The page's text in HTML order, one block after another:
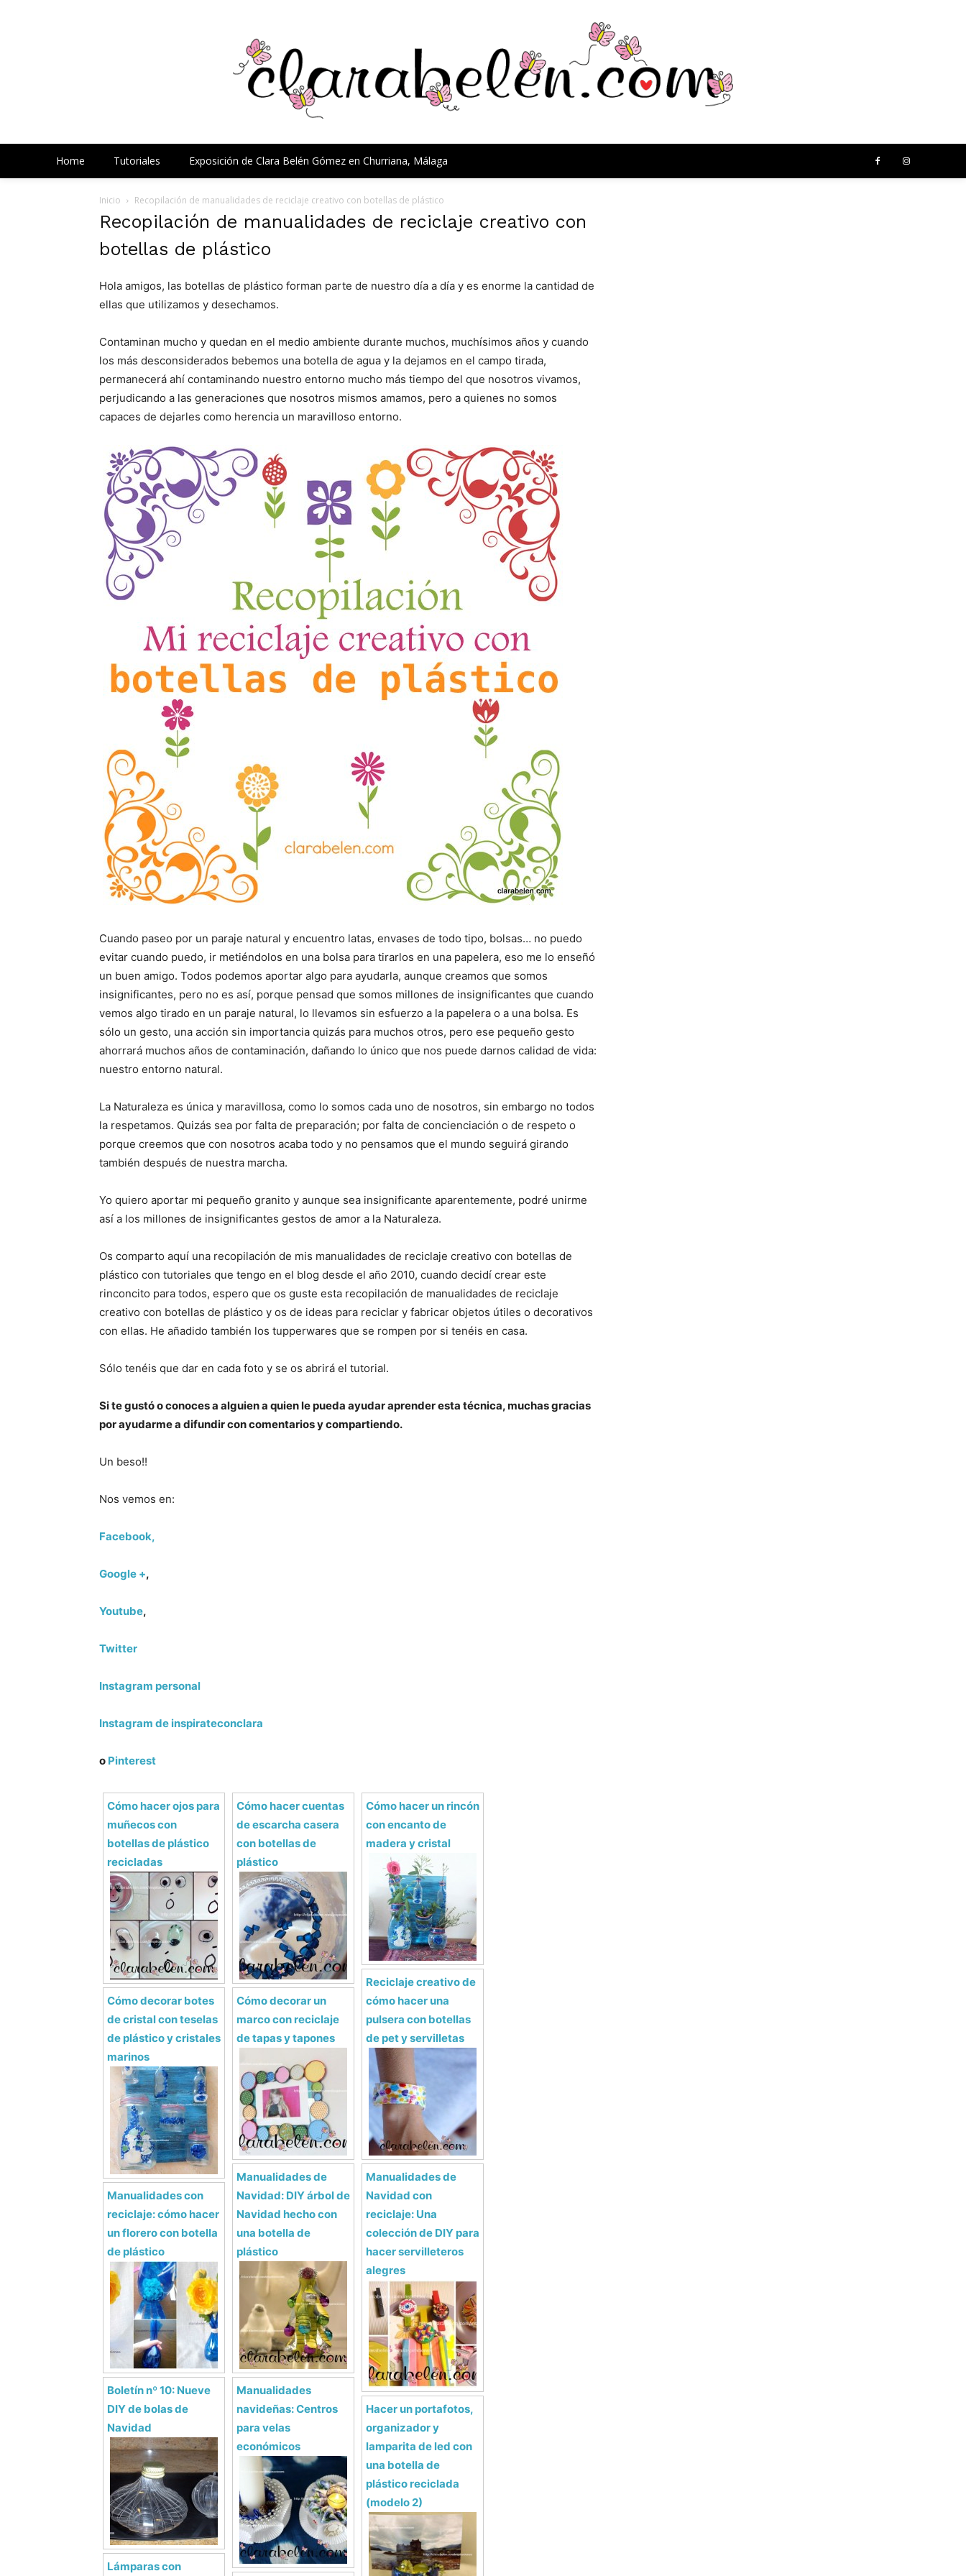
Home Tutoriales Exposición de Clara Belén Gómez en Churriana, Málaga
Inicio Recopilación de manualidades de reciclaje creativo con botellas de plástico
Recopilación de manualidades de reciclaje creativo con
botellas de plástico
Hola amigos, las botellas de plástico forman parte de nuestro día a día y es enorme la cantidad de
ellas que utilizamos y desechamos.
Contaminan mucho y quedan en el medio ambiente durante muchos, muchísimos años y cuando
los más desconsiderados bebemos una botella de agua y la dejamos en el campo tirada,
permanecerá ahí contaminando nuestro entorno mucho más tiempo del que nosotros vivamos,
perjudicando a las generaciones que nosotros mismos amamos, pero a quienes no somos
capaces de dejarles como herencia un maravilloso entorno.
Cuando paseo por un paraje natural y encuentro latas, envases de todo tipo, bolsas… no puedo
evitar cuando puedo, ir metiéndolos en una bolsa para tirarlos en una papelera, eso me lo enseñó
un buen amigo. Todos podemos aportar algo para ayudarla, aunque creamos que somos
insignificantes, pero no es así, porque pensad que somos millones de insignificantes que cuando
vemos algo tirado en un paraje natural, lo llevamos sin esfuerzo a la papelera o a una bolsa. Es
sólo un gesto, una acción sin importancia quizás para muchos otros, pero ese pequeño gesto
ahorrará muchos años de contaminación, dañando lo único que nos puede darnos calidad de vida:
nuestro entorno natural.
La Naturaleza es única y maravillosa, como lo somos cada uno de nosotros, sin embargo no todos
la respetamos. Quizás sea por falta de preparación; por falta de concienciación o de respeto o
porque creemos que con nosotros acaba todo y no pensamos que el mundo seguirá girando
también después de nuestra marcha.
Yo quiero aportar mi pequeño granito y aunque sea insignificante aparentemente, podré unirme
así a los millones de insignificantes gestos de amor a la Naturaleza.
Os comparto aquí una recopilación de mis manualidades de reciclaje creativo con botellas de
plástico con tutoriales que tengo en el blog desde el año 2010, cuando decidí crear este
rinconcito para todos, espero que os guste esta recopilación de manualidades de reciclaje
creativo con botellas de plástico y os de ideas para reciclar y fabricar objetos útiles o decorativos
con ellas. He añadido también los tupperwares que se rompen por si tenéis en casa.
Sólo tenéis que dar en cada foto y se os abrirá el tutorial.
Si te gustó o conoces a alguien a quien le pueda ayudar aprender esta técnica, muchas gracias
por ayudarme a difundir con comentarios y compartiendo.
Un beso!!
Nos vemos en:
Facebook,
Google +,
Youtube,
Twitter
Instagram personal
Instagram de inspirateconclara
o Pinterest
Cómo hacer ojos para
muñecos con
botellas de plástico
recicladas
Cómo decorar botes
de cristal con teselas
de plástico y cristales
marinos
Manualidades con
reciclaje: cómo hacer
un florero con botella
de plástico
Boletín nº 10: Nueve
DIY de bolas de
Navidad
Lámparas con
Cómo hacer cuentas
de escarcha casera
con botellas de
plástico
Cómo decorar un
marco con reciclaje
de tapas y tapones
Manualidades de
Navidad: DIY árbol de
Navidad hecho con
una botella de
plástico
Manualidades
navideñas: Centros
para velas
económicos
Cómo hacer un rincón
con encanto de
madera y cristal
Reciclaje creativo de
cómo hacer una
pulsera con botellas
de pet y servilletas
Manualidades de
Navidad con
reciclaje: Una
colección de DIY para
hacer servilleteros
alegres
Hacer un portafotos,
organizador y
lamparita de led con
una botella de
plástico reciclada
(modelo 2)